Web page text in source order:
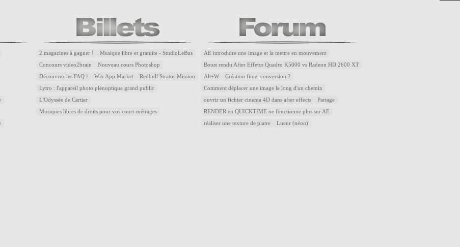
2 magazines à gagner ! Musique libre et gratuite - StudioLeBus
Concours video2brain Nouveau cours Photoshop
Découvrez les FAQ ! Wix App Market Redbull Stratos Mission
Lytro : l'appareil photo plénoptique grand public
L'Odyssée de Cartier
Musiques libres de droits pour vos court-métrages
AE introduire une image et la mettre en mouvement
Boost rendu After Effetcs Quadro K5000 vs Radeon HD 2600 XT
Alt+W Création finie, conversion ?
Comment déplacer une image le long d'un chemin
ouvrir un fichier cinema 4D dans after effects Partage
RENDER en QUICKTIME ne fonctionne plus sur AE
réaliser une texture de platre Lueur (néon)